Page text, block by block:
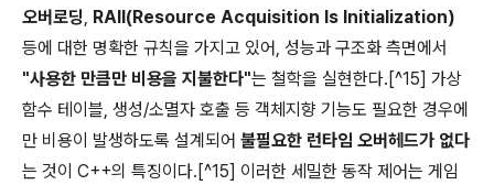
오버로딩, RAII(Resource Acquisition Is Initialization)
등에 대한 명확한 규칙을 가지고 있어, 성능과 구조화 측면에서
"사용한 만큼만 비용을 지불한다"는 철학을 실현한다.[^15] 가상
함수 테이블, 생성/소멸자 호출 등 객체지향 기능도 필요한 경우에
만 비용이 발생하도록 설계되어 불필요한 런타임 오버헤드가 없다
는 것이 C++의 특징이다.[^15] 이러한 세밀한 동작 제어는 게임